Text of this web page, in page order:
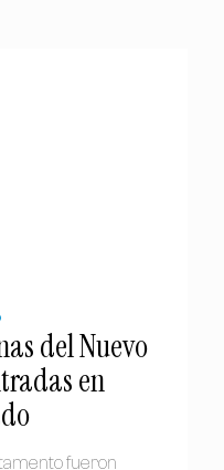
del Nuevo
en
fueron